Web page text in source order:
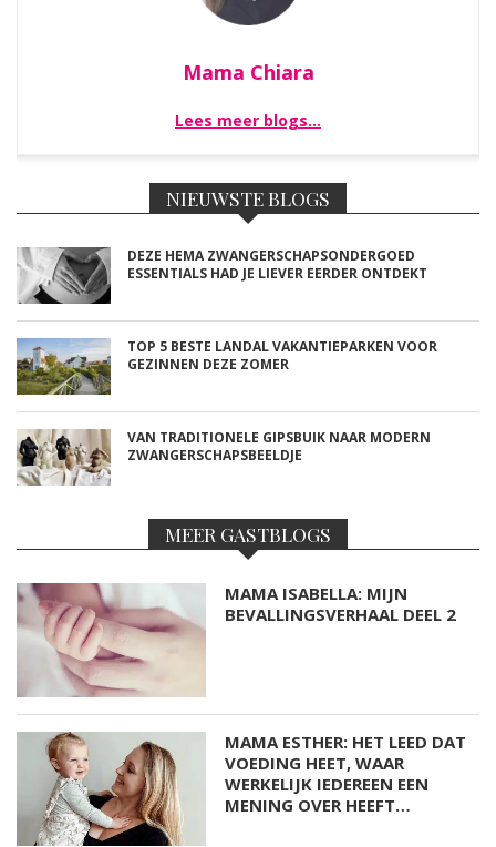
Mama Chiara
Lees meer blogs…
NIEUWSTE BLOGS
DEZE HEMA ZWANGERSCHAPSONDERGOED
ESSENTIALS HAD JE LIEVER EERDER ONTDEKT
TOP 5 BESTE LANDAL VAKANTIEPARKEN VOOR
GEZINNEN DEZE ZOMER
VAN TRADITIONELE GIPSBUIK NAAR MODERN
ZWANGERSCHAPSBEELDJE
MEER GASTBLOGS
MAMA ISABELLA: MIJN
BEVALLINGSVERHAAL DEEL 2
MAMA ESTHER: HET LEED DAT
VOEDING HEET, WAAR
WERKELIJK IEDEREEN EEN
MENING OVER HEEFT…